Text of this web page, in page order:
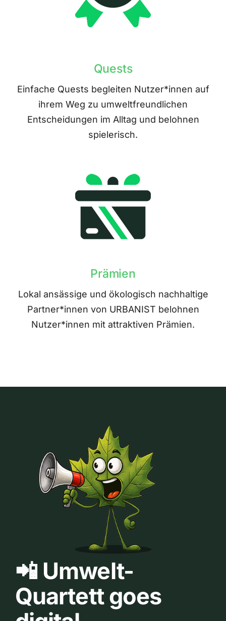
Quests
Einfache Quests begleiten Nutzer*innen auf
ihrem Weg zu umweltfreundlichen
Entscheidungen im Alltag und belohnen
spielerisch.
Prämien
Lokal ansässige und ökologisch nachhaltige
Partner*innen von URBANIST belohnen
Nutzer*innen mit attraktiven Prämien.
📲 Umwelt-
Quartett goes